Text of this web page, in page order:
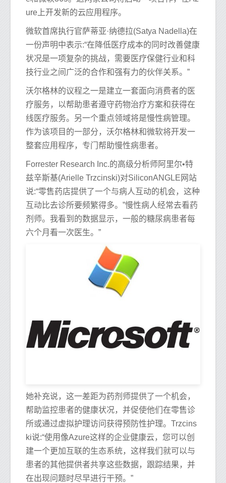
ure上开发新的云应用程序。
微软首席执行官萨蒂亚·纳德拉(Satya Nadella)在
一份声明中表示:“在降低医疗成本的同时改善健康
状况是一项复杂的挑战，需要医疗保健行业和科
技行业之间广泛的合作和强有力的伙伴关系。”
沃尔格林的议程之一是建立一套面向消费者的医
疗服务，以帮助患者遵守药物治疗方案和获得在
线医疗服务。另一个重点领域将是慢性病管理。
作为该项目的一部分，沃尔格林和微软将开发一
整套应用程序，专门帮助慢性病患者。
Forrester Research Inc.的高级分析师阿里尔•特
兹辛斯基(Arielle Trzcinski)对SiliconANGLE网站
说:“零售药店提供了一个与病人互动的机会，这种
互动比去诊所要频繁得多。”慢性病人经常去看药
剂师。我看到的数据显示，一般的糖尿病患者每
六个月看一次医生。”
她补充说，这一差距为药剂师提供了一个机会，
帮助监控患者的健康状况，并促使他们在零售诊
所或通过虚拟护理访问获得预防性护理。Trzcins
ki说:“使用像Azure这样的企业健康云，您可以创
建一个更加互联的生态系统，这样我们就可以与
患者的其他提供者共享这些数据，跟踪结果，并
在出现问题时尽早进行干预。”